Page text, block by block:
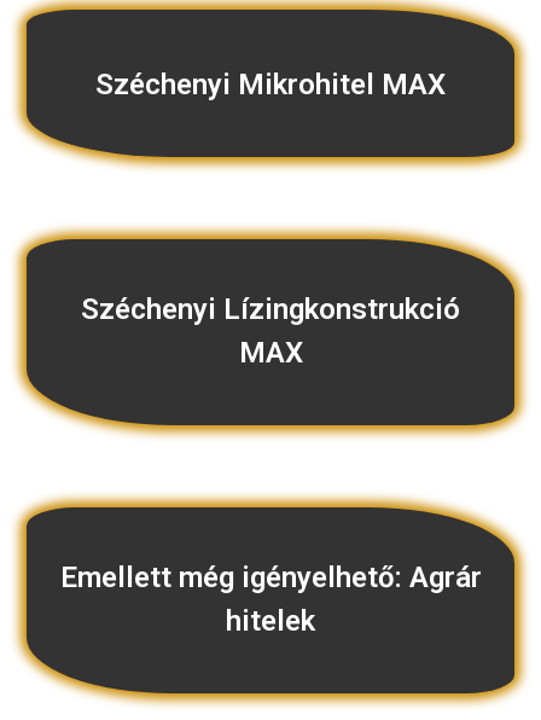
Széchenyi Mikrohitel MAX
Széchenyi Lízingkonstrukció
MAX
Emellett még igényelhető: Agrár
hitelek